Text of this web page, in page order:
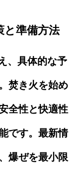
と準備方法
、具体的な予
焚き火を始め
全性と快適性
です。最新情
爆ぜを最小限